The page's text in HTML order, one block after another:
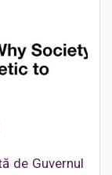
de Guvernul